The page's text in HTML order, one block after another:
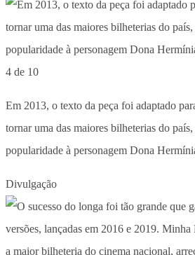
4 de 10
Em 2013, o texto da peça foi adaptado
tornar uma das maiores bilheterias do
popularidade à personagem Dona
Divulgação